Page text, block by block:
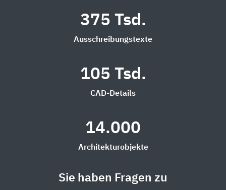
375 Tsd.
Ausschreibungstexte
105 Tsd.
CAD-Details
14.000
Architekturobjekte
Sie haben Fragen zu